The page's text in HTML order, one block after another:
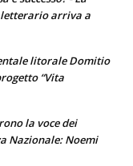
arriva a
litorale Domitio
“Vita
la voce dei
Nazionale: Noemi